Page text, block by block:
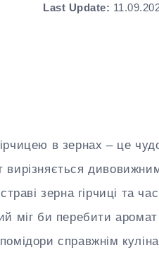
Last Update:
в зернах – це
зерна гірчиці та
міг би перебити
справжнім